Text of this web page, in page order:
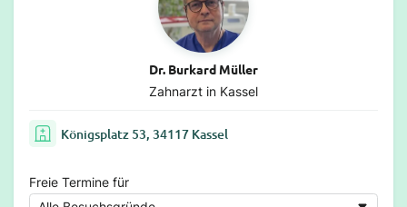
Dr. Burkard Müller
Zahnarzt in Kassel
Königsplatz 53, 34117 Kassel
Freie Termine für